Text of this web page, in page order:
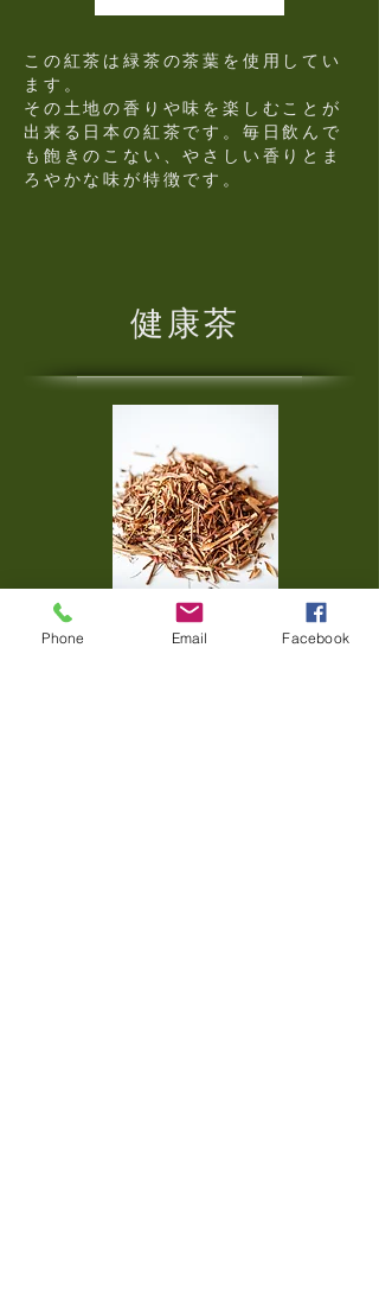
この紅茶は緑茶の茶葉を使用してい
ます。
その土地の香りや味を楽しむことが
出来る日本の紅茶です。毎日飲んで
も飽きのこない、やさしい香りとま
ろやかな味が特徴です。
​健康茶
Phone Email Facebook